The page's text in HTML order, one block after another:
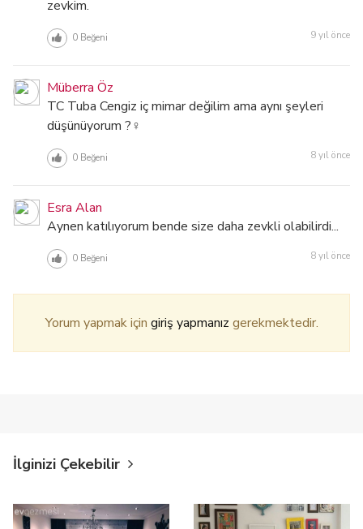
zevkim.
0Beğeni 9 yıl önce
Müberra Öz
TC Tuba Cengiz iç mimar değilim ama aynı şeyleri
düşünüyorum ?‍♀️
0Beğeni 8 yıl önce
Esra Alan
Aynen katılıyorum bende size daha zevkli olabilirdi...
0Beğeni 8 yıl önce
Yorum yapmak için giriş yapmanız gerekmektedir.
İlginizi Çekebilir